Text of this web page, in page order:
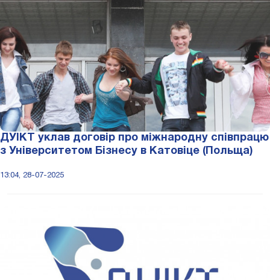
ДУІКТ уклав договір про міжнародну співпрацю
з Університетом Бізнесу в Катовіце (Польща)
13:04, 28-07-2025